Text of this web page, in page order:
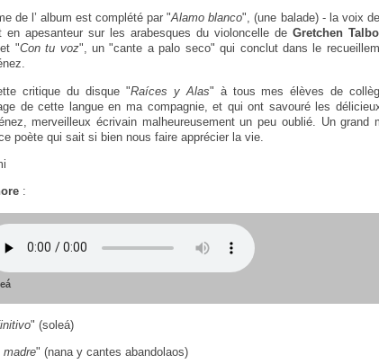
de l’ album est complété par "Alamo blanco", (une balade) - la voix
en apesanteur sur les arabesques du violoncelle de Gretchen
"Con tu voz", un "cante a palo seco" qui conclut dans le
critique du disque "Raíces y Alas" à tous mes élèves de
de cette langue en ma compagnie, et qui ont savouré les
merveilleux écrivain malheureusement un peu oublié. Un
poète qui sait si bien nous faire apprécier la vie.
:
" (soleá)
madre" (nana y cantes abandolaos)